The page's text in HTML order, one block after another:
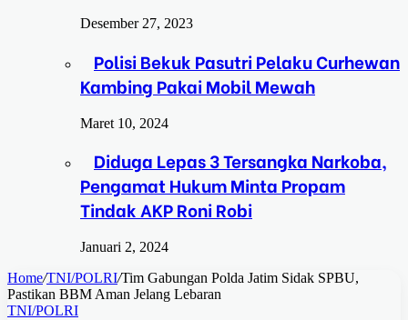
Desember 27, 2023
Polisi Bekuk Pasutri Pelaku Curhewan
Kambing Pakai Mobil Mewah
Maret 10, 2024
Diduga Lepas 3 Tersangka Narkoba,
Pengamat Hukum Minta Propam
Tindak AKP Roni Robi
Januari 2, 2024
Home/TNI/POLRI/Tim Gabungan Polda Jatim Sidak SPBU,
Pastikan BBM Aman Jelang Lebaran
TNI/POLRI